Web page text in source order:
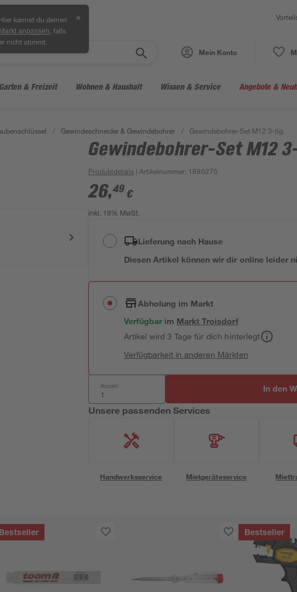
Hier kannst du deinen
Markt anpassen , falls
nicht stimmt.
✕
Mein Konto
Garten & Freizeit Wohnen & Haushalt Wissen & Service Angebote &
/ Gewindeschneider & Gewindebohrer / Gewindebohrer-Set M12 3-tlg.
Gewindebohrer-Set M12
Produktdetails | Artikelnummer: 1890275
26,49 €
inkl. 19% MwSt.
Lieferung nach Hause
Diesen Artikel können wir dir online leider
Abholung im Markt
Verfügbar im MarktTroisdorf
Artikel wird 3 Tage für dich hinterlegt
Verfügbarkeit in anderen Märkten
Anzahl: In den
Unsere passenden Services
Handwerksservice Mietgeräteservice
Bestseller Bestseller